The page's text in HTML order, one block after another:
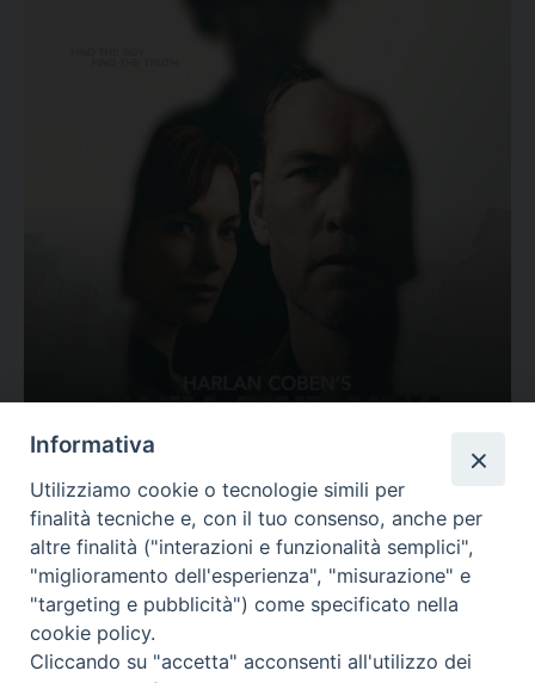
Valutazione
Complesso, Problematico
Tematica: Amore-Sentimenti, Carcere...
Informativa
Utilizziamo cookie o tecnologie simili per
finalità tecniche e, con il tuo consenso, anche per
altre finalità ("interazioni e funzionalità semplici",
"miglioramento dell'esperienza", "misurazione" e
"targeting e pubblicità") come specificato nella
cookie policy.
Cliccando su "accetta" acconsenti all'utilizzo dei